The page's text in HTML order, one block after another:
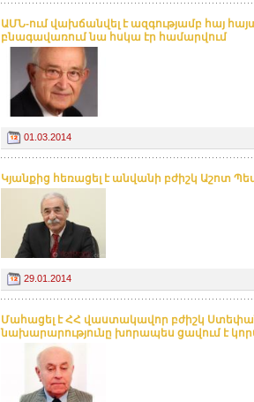
ԱՄՆ-ում վախճանվել է ազգությամբ հայ
բնագավառում նա հսկա էր համարվում
01.03.2014
Կյանքից հեռացել է անվանի բժիշկ Աշոտ
29.01.2014
Մահացել է ՀՀ վաստակավոր բժիշկ
նախարարությունը խորապես ցավում է